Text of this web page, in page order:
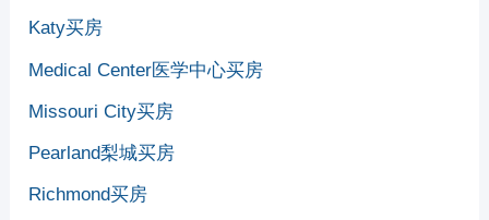
Katy买房
Medical Center医学中心买房
Missouri City买房
Pearland梨城买房
Richmond买房